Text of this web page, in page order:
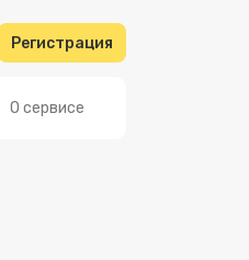
Регистрация
О сервисе